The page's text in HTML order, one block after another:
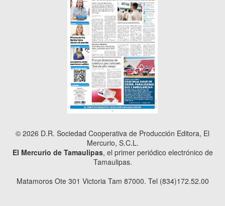
© 2026 D.R. Sociedad Cooperativa de Producción Editora, El
Mercurio, S.C.L.
El Mercurio de Tamaulipas, el primer periódico electrónico de
Tamaulipas.
Matamoros Ote 301 Victoria Tam 87000. Tel (834)172.52.00